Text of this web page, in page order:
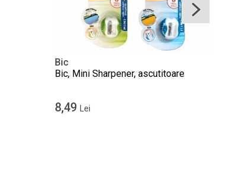
Bic
Bic, Mini Sharpener, ascutitoare
8,49 Lei